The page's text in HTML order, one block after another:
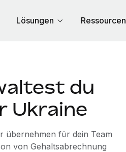
Lösungen Ressourcen
du
Ukraine
übernehmen für dein Team
von Gehaltsabrechnung